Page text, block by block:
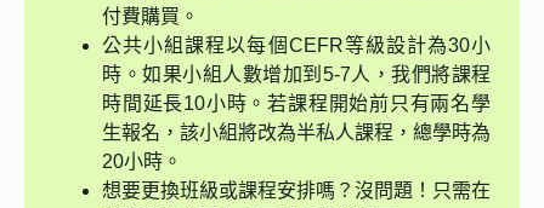
付費購買。
公共小組課程以每個CEFR等級設計為30小
時。如果小組人數增加到5-7人，我們將課程
時間延長10小時。若課程開始前只有兩名學
生報名，該小組將改為半私人課程，總學時為
20小時。
想要更換班級或課程安排嗎？沒問題！只需在